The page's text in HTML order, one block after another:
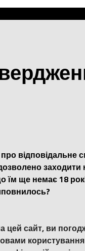
відповідальне
заходити
їм ще немає 18
цей сайт, ви